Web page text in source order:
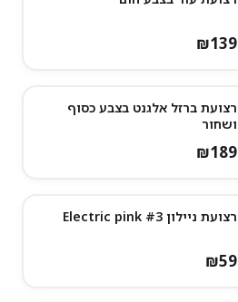
₪139
רצועת ברזל אלגנט בצבע כסוף
ושחור
₪189
רצועת ניילון Electric pink #3
₪59